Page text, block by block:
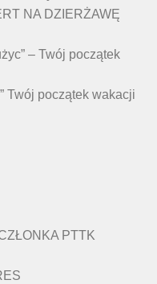
NA DZIERŻAWĘ
– Twój początek
Twój początek wakacji
PTTK